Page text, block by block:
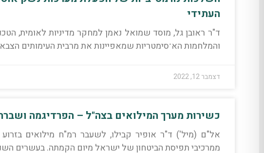
העתידי
והמלחמות הא־סימטריות שמאפיינות את מרבית העימותים
דצמבר 12, 2022
כשירות מערך המילואים בצה"ל – הפרדיגמה
ממרכיבי תפיסת הביטחון של ישראל מיום הקמתה. בעשרים